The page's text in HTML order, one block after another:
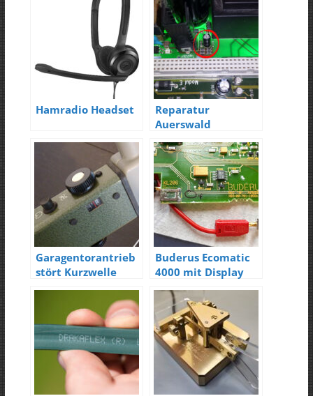
Hamradio Headset
Reparatur
Auerswald
Commander Basic
Garagentorantrieb
stört Kurzwelle
Buderus Ecomatic
4000 mit Display
Fehler